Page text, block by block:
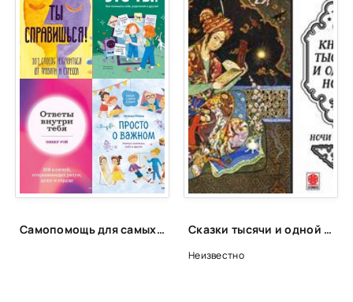
Самопомощь для самых маленьких Сказки тысячи и одной ночи. Ночи 459-509
Неизвестно